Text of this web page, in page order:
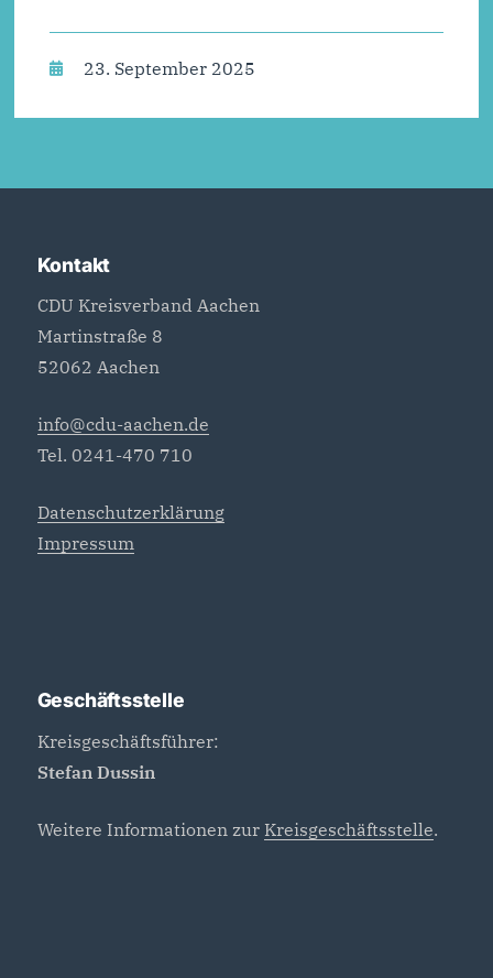
23. September 2025
Kontakt
CDU Kreisverband Aachen
Martinstraße 8
52062 Aachen
info@cdu-aachen.de
Tel. 0241-470 710
Datenschutzerklärung
Impressum
Geschäftsstelle
Kreisgeschäftsführer:
Stefan Dussin
Weitere Informationen zur Kreisgeschäftsstelle.